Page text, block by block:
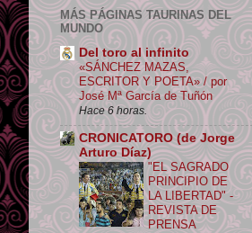
MÁS PÁGINAS TAURINAS DEL
MUNDO
Del toro al infinito
«SÁNCHEZ MAZAS,
ESCRITOR Y POETA» / por
José Mª García de Tuñón
Hace 6 horas.
CRONICATORO (de Jorge
Arturo Díaz)
"EL SAGRADO
PRINCIPIO DE
LA LIBERTAD" -
REVISTA DE
PRENSA